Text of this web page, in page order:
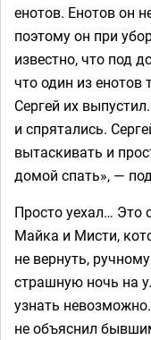
енотов. Енотов он
поэтому он при
известно, что под
что один из енотов
Сергей их
и спрятались.
вытаскивать и
домой спать», —
Просто уехал… Это
Майка и Мисти,
не вернуть,
страшную ночь на
узнать
не объяснил